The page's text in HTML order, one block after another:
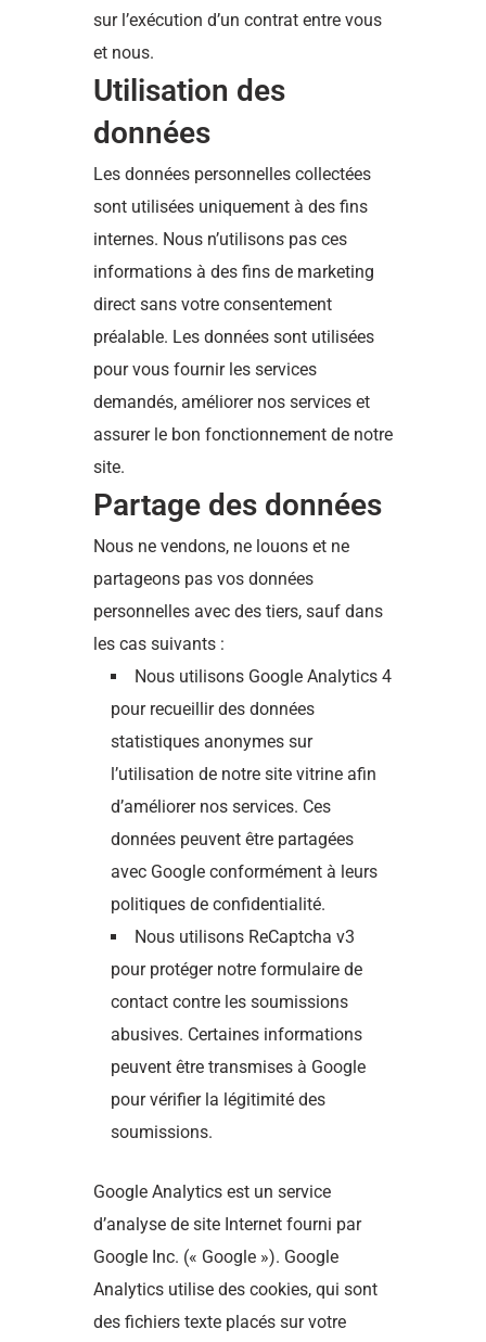
sur l’exécution d’un contrat entre vous
et nous.
Utilisation des
données
Les données personnelles collectées
sont utilisées uniquement à des fins
internes. Nous n’utilisons pas ces
informations à des fins de marketing
direct sans votre consentement
préalable. Les données sont utilisées
pour vous fournir les services
demandés, améliorer nos services et
assurer le bon fonctionnement de notre
site.
Partage des données
Nous ne vendons, ne louons et ne
partageons pas vos données
personnelles avec des tiers, sauf dans
les cas suivants :
Nous utilisons Google Analytics 4
pour recueillir des données
statistiques anonymes sur
l’utilisation de notre site vitrine afin
d’améliorer nos services. Ces
données peuvent être partagées
avec Google conformément à leurs
politiques de confidentialité.
Nous utilisons ReCaptcha v3
pour protéger notre formulaire de
contact contre les soumissions
abusives. Certaines informations
peuvent être transmises à Google
pour vérifier la légitimité des
soumissions.
Google Analytics est un service
d’analyse de site Internet fourni par
Google Inc. (« Google »). Google
Analytics utilise des cookies, qui sont
des fichiers texte placés sur votre